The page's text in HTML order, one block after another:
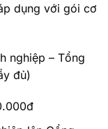
dụng với gói cơ
nghiệp – Tổng
đủ)